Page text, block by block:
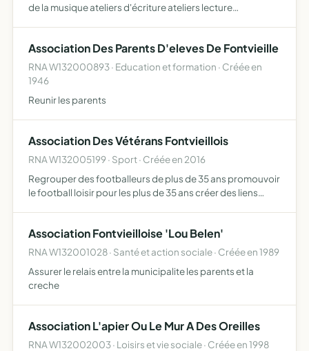
de la musique ateliers d'écriture ateliers lecture
Association Des Parents D'eleves De Fontvieille
RNA W132000893 · Education et formation · Créée en
1946
Reunir les parents
Association Des Vétérans Fontvieillois
RNA W132005199 · Sport · Créée en 2016
Regrouper des footballeurs de plus de 35 ans promouvoir
le football loisir pour les plus de 35 ans créer des liens
Association Fontvieilloise 'Lou Belen'
RNA W132001028 · Santé et action sociale · Créée en 1989
Assurer le relais entre la municipalite les parents et la
creche
Association L'apier Ou Le Mur A Des Oreilles
RNA W132002003 · Loisirs et vie sociale · Créée en 1998